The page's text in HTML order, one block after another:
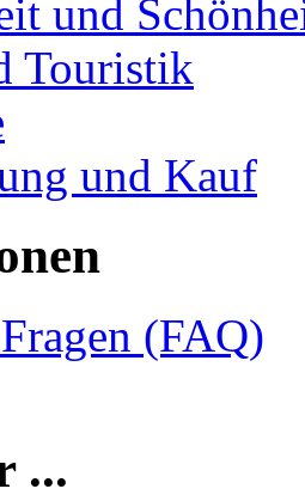
und
Touristik
und Kauf
(FAQ)
...